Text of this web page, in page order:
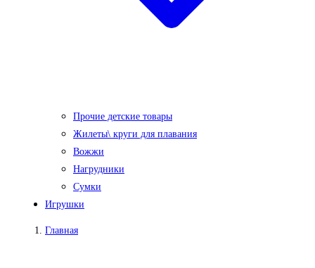
Прочие детские товары
Жилеты\ круги для плавания
Вожжи
Нагрудники
Сумки
Игрушки
Главная